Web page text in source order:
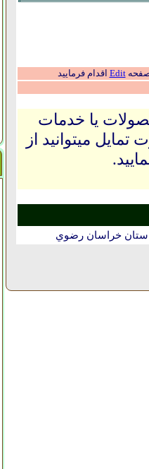
صفحهEdit اقدام فرمایید
یا خدمات
میتوانید از
خراسان رضوي